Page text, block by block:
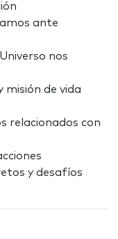
ante
nos
misión de vida
relacionados con
y desafíos